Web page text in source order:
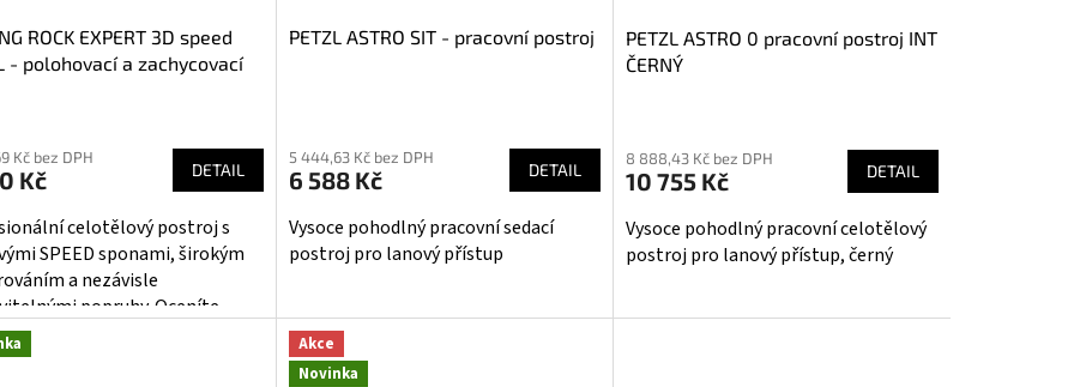
ROCK EXPERT 3D speed
- polohovací a zachycovací
Kč bez DPH
Kč DETAIL
celotělový postroj s
SPEED sponami, širokým
a nezávisle
popruhy. Oceníte
komfort při práci ve visu,
ANSI/EN a možnost
PETZL ASTRO SIT - pracovní postroj
5 444,63 Kč bez DPH
6 588 Kč DETAIL
Vysoce pohodlný pracovní sedací
postroj pro lanový přístup
PETZL ASTRO 0 pracovní postroj INT
ČERNÝ
8 888,43 Kč bez DPH
10 755 Kč DETAIL
Vysoce pohodlný pracovní celotělový
postroj pro lanový přístup, černý
Akce
Novinka